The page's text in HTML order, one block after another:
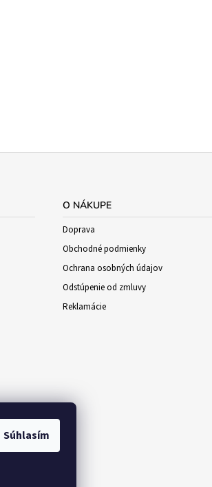
Súhlasím
O NÁKUPE
Doprava
Obchodné podmienky
Ochrana osobných údajov
Odstúpenie od zmluvy
Reklamácie